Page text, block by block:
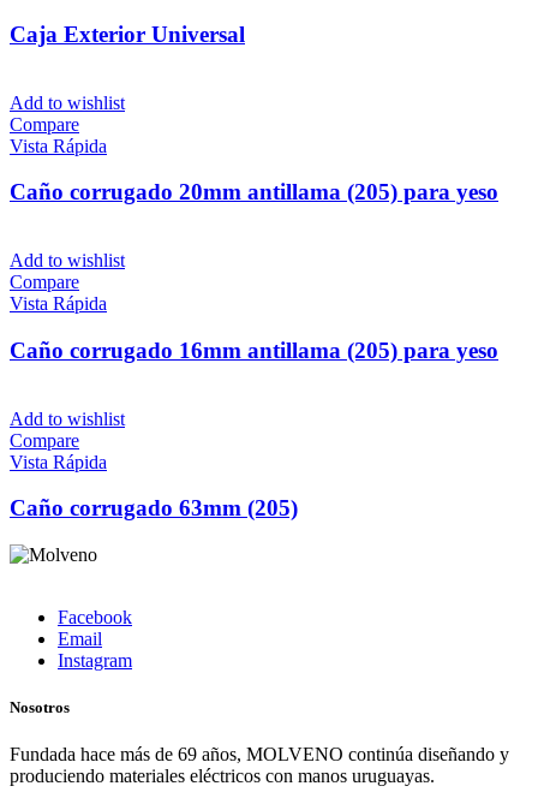
Caja Exterior Universal
Add to wishlist
Compare
Vista Rápida
Caño corrugado 20mm antillama (205) para yeso
Add to wishlist
Compare
Vista Rápida
Caño corrugado 16mm antillama (205) para yeso
Add to wishlist
Compare
Vista Rápida
Caño corrugado 63mm (205)
Facebook
Email
Instagram
Nosotros
Fundada hace más de 69 años, MOLVENO continúa diseñando y
produciendo materiales eléctricos con manos uruguayas.